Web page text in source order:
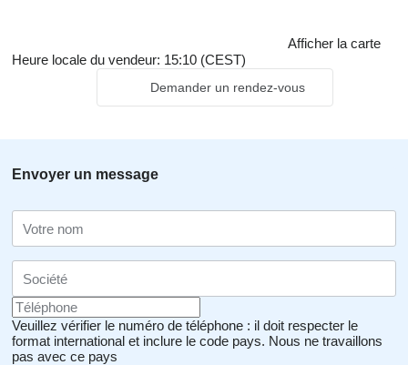
Afficher la carte
Heure locale du vendeur: 15:10 (CEST)
Demander un rendez-vous
Envoyer un message
Veuillez vérifier le numéro de téléphone : il doit respecter le
format international et inclure le code pays. Nous ne travaillons
pas avec ce pays